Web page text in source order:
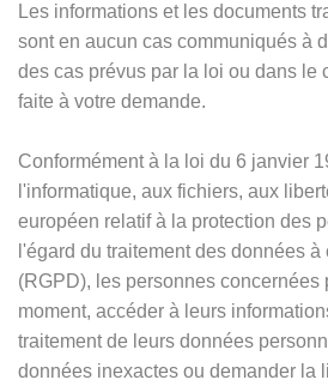
Les informations et les documents
sont en aucun cas communiqués à
des cas prévus par la loi ou dans le
faite à votre demande.
Conformément à la loi du 6 janvier
l'informatique, aux fichiers, aux
européen relatif à la protection des
l'égard du traitement des données à
(RGPD), les personnes concernées
moment, accéder à leurs
traitement de leurs données
données inexactes ou demander la